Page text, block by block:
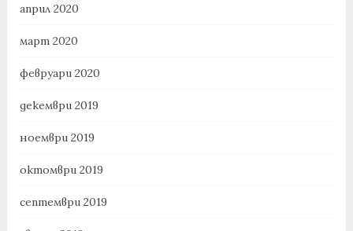
април 2020
март 2020
февруари 2020
декември 2019
ноември 2019
октомври 2019
септември 2019